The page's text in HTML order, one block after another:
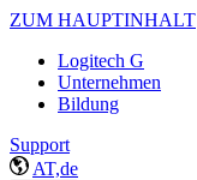
ZUM HAUPTINHALT
Logitech G
Unternehmen
Bildung
Support
AT,de